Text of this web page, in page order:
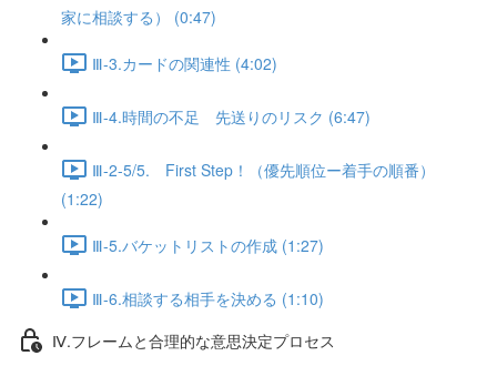
家に相談する） (0:47)
Ⅲ-3.カードの関連性 (4:02)
Ⅲ-4.時間の不足 先送りのリスク (6:47)
Ⅲ-2-5/5. First Step！（優先順位ー着手の順番）
(1:22)
Ⅲ-5.バケットリストの作成 (1:27)
Ⅲ-6.相談する相手を決める (1:10)
Ⅳ.フレームと合理的な意思決定プロセス